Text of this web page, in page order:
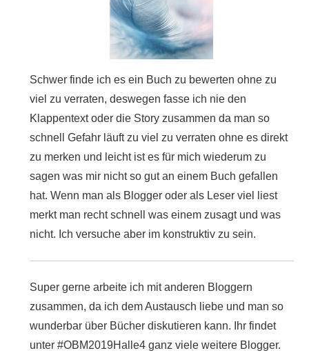
Schwer finde ich es ein Buch zu bewerten ohne zu
viel zu verraten, deswegen fasse ich nie den
Klappentext oder die Story zusammen da man so
schnell Gefahr läuft zu viel zu verraten ohne es direkt
zu merken und leicht ist es für mich wiederum zu
sagen was mir nicht so gut an einem Buch gefallen
hat. Wenn man als Blogger oder als Leser viel liest
merkt man recht schnell was einem zusagt und was
nicht. Ich versuche aber im konstruktiv zu sein.
Super gerne arbeite ich mit anderen Bloggern
zusammen, da ich dem Austausch liebe und man so
wunderbar über Bücher diskutieren kann. Ihr findet
unter #OBM2019Halle4 ganz viele weitere Blogger.